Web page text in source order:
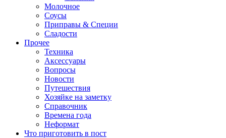
Молочное
Соусы
Приправы & Специи
Сладости
Прочее
Техника
Аксессуары
Вопросы
Новости
Путешествия
Хозяйке на заметку
Справочник
Времена года
Неформат
Что приготовить в пост